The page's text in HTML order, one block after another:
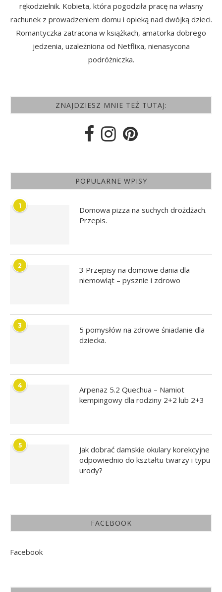
rękodzielnik. Kobieta, która pogodziła pracę na własny
rachunek z prowadzeniem domu i opieką nad dwójką dzieci.
Romantyczka zatracona w książkach, amatorka dobrego
jedzenia, uzależniona od Netflixa, nienasycona
podróżniczka.
ZNAJDZIESZ MNIE TEŻ TUTAJ:
POPULARNE WPISY
1
Domowa pizza na suchych drożdżach.
Przepis.
2
3 Przepisy na domowe dania dla
niemowląt – pysznie i zdrowo
3
5 pomysłów na zdrowe śniadanie dla
dziecka.
4
Arpenaz 5.2 Quechua – Namiot
kempingowy dla rodziny 2+2 lub 2+3
5
Jak dobrać damskie okulary korekcyjne
odpowiednio do kształtu twarzy i typu
urody?
FACEBOOK
Facebook